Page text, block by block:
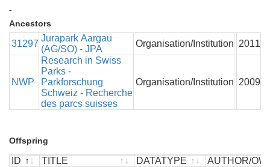
-
Ancestors
31297
Jurapark Aargau
(AG/SO) - JPA
Organisation/Institution 2011
NWP
Research in Swiss
Parks -
Parkforschung
Schweiz - Recherche
des parcs suisses
Organisation/Institution 2009
Offspring
ID TITLE DATATYPE
AUTHOR/